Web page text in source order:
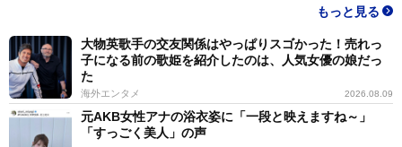
もっと見る
大物英歌手の交友関係はやっぱりスゴかった！売れっ
子になる前の歌姫を紹介したのは、人気女優の娘だっ
た
海外エンタメ 2026.08.09
元AKB女性アナの浴衣姿に「一段と映えますね～」
「すっごく美人」の声